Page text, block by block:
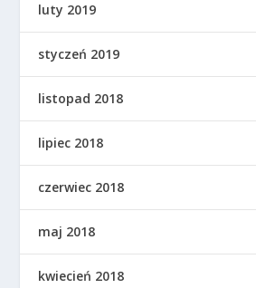
luty 2019
styczeń 2019
listopad 2018
lipiec 2018
czerwiec 2018
maj 2018
kwiecień 2018